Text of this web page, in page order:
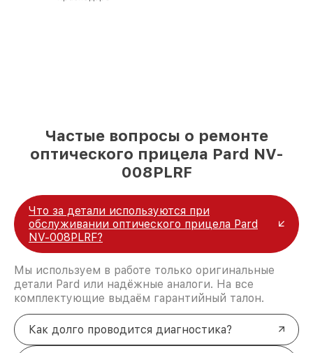
Частые вопросы о ремонте
оптического прицела Pard NV-
008PLRF
Что за детали используются при
обслуживании оптического прицела Pard
NV-008PLRF?
Мы используем в работе только оригинальные
детали Pard или надёжные аналоги. На все
комплектующие выдаём гарантийный талон.
Как долго проводится диагностика?